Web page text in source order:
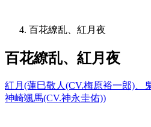
百花繚乱、紅月夜
百花繚乱、紅月夜
紅月(蓮巳敬人(CV.梅原裕一郎)、
神崎颯馬(CV.神永圭佑))